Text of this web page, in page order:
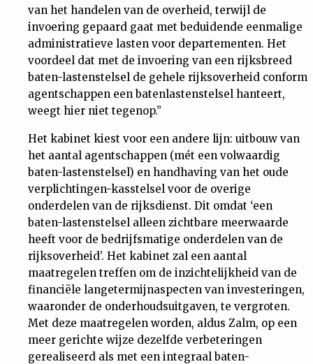
van het handelen van de overheid, terwijl de
invoering gepaard gaat met beduidende eenmalige
administratieve lasten voor departementen. Het
voordeel dat met de invoering van een rijksbreed
baten-lastenstelsel de gehele rijksoverheid conform
agentschappen een batenlastenstelsel hanteert,
weegt hier niet tegenop.”
Het kabinet kiest voor een andere lijn: uitbouw van
het aantal agentschappen (mét een volwaardig
baten-lastenstelsel) en handhaving van het oude
verplichtingen-kasstelsel voor de overige
onderdelen van de rijksdienst. Dit omdat ‘een
baten-lastenstelsel alleen zichtbare meerwaarde
heeft voor de bedrijfsmatige onderdelen van de
rijksoverheid’. Het kabinet zal een aantal
maatregelen treffen om de inzichtelijkheid van de
financiële langetermijnaspecten van investeringen,
waaronder de onderhoudsuitgaven, te vergroten.
Met deze maatregelen worden, aldus Zalm, op een
meer gerichte wijze dezelfde verbeteringen
gerealiseerd als met een integraal baten-